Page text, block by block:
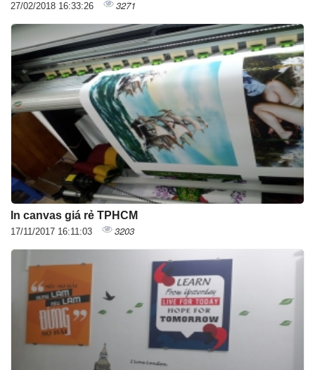
27/02/2018 16:33:26 3271
In canvas giá rẻ TPHCM
17/11/2017 16:11:03 3203